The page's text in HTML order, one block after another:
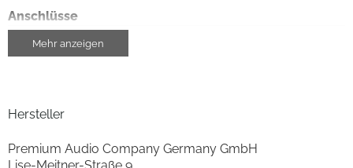
Anschlüsse
Bluetooth-Schnittstelle
Anzahl Digital-Optisch (IN)
Subwoofer (OUT) ja
Mehr anzeigen
Hersteller
Premium Audio Company Germany GmbH